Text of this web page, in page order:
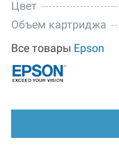
Цвет
Объем картриджа
Все товары Epson